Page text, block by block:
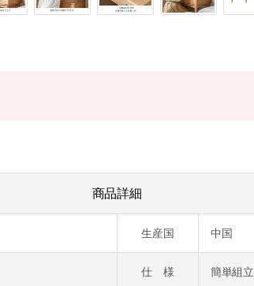
商品詳細
生産国 中国
仕 様 簡単組